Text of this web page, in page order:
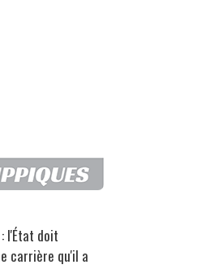
l'État doit
carrière qu'il a